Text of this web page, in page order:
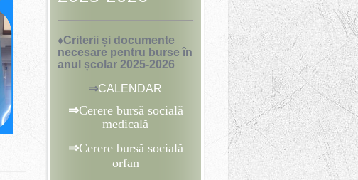
♦Criterii și documente
necesare pentru burseîn
anul școlar 2025-2026
⇒CALENDAR
⇒Cerere bursă socială
medicală
⇒Cerere bursă socială
orfan